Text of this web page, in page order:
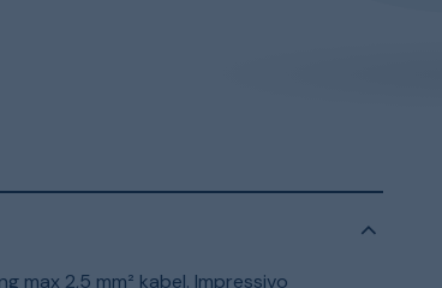
max 2,5 mm² kabel. Impressivo